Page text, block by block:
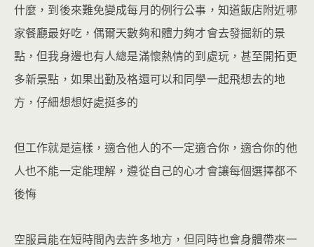
什麼，到後來難免變成每月的例行公事，知道飯店附近哪
家餐廳最好吃，偶爾天數夠和體力夠才會去發掘新的景
點，但我身邊也有人總是滿懷熱情的到處玩，甚至開拓更
多新景點，如果出勤及格還可以和同學一起飛想去的地
方，仔細想想好處挺多的
但工作就是這樣，適合他人的不一定適合你，適合你的他
人也不能一定能理解，遵從自己的心才會讓每個選擇都不
後悔
空服員能在短時間內去許多地方，但同時也會身體帶來一